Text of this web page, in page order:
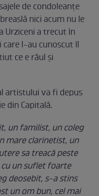
de condoleanțe
nici acum nu le
Urziceni a trecut în
care l-au cunoscut îl
ce e răul și
artistului va fi depus
din Capitală.
un familist, un coleg
mare clarinetist, un
sa treacă peste
cu un suflet foarte
deosebit, s-a stins
un om bun, cel mai